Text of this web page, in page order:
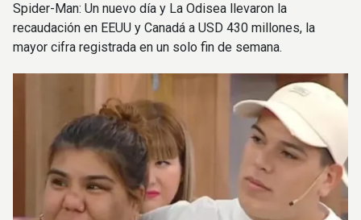
Spider-Man: Un nuevo día y La Odisea llevaron la
recaudación en EEUU y Canadá a USD 430 millones, la
mayor cifra registrada en un solo fin de semana.